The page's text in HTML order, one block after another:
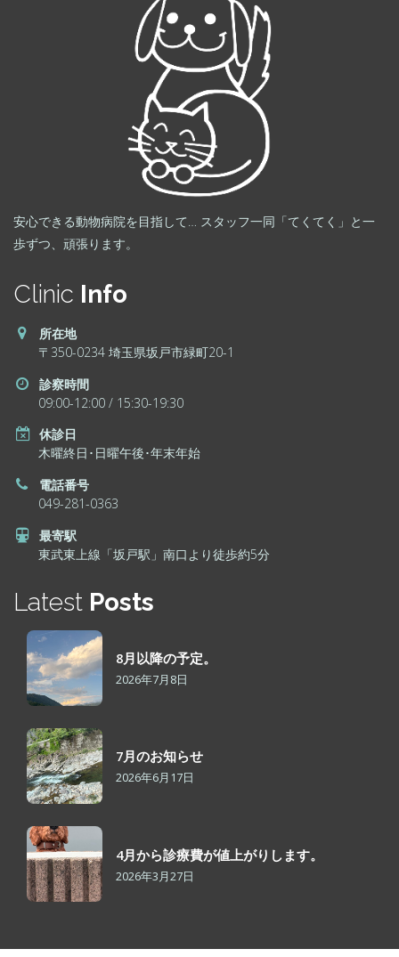
安心できる動物病院を目指して… スタッフ一同「てくてく」と一
歩ずつ、頑張ります。
Clinic Info
所在地
〒350-0234 埼玉県坂戸市緑町20-1
診察時間
09:00-12:00 / 15:30-19:30
休診日
木曜終日･日曜午後･年末年始
電話番号
049-281-0363
最寄駅
東武東上線「坂戸駅」南口より徒歩約5分
Latest Posts
8月以降の予定。
2026年7月8日
7月のお知らせ
2026年6月17日
4月から診療費が値上がりします。
2026年3月27日